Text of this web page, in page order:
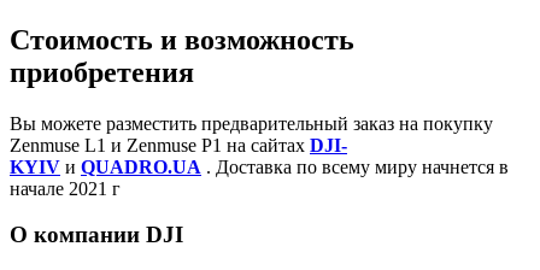
Стоимость и возможность
приобретения
Вы можете разместить предварительный заказ на покупку
Zenmuse L1 и Zenmuse P1 на сайтах DJI-
KYIV и QUADRO.UA . Доставка по всему миру начнется в
начале 2021 г
О компании DJI